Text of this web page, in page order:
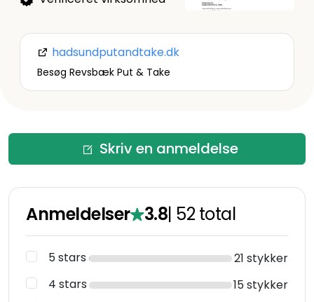
hadsundputandtake.dk
Besøg Revsbæk Put & Take
Skriv en anmeldelse
Anmeldelser 3.8| 52 total
5 stars
21 stykker
4 stars
15 stykker